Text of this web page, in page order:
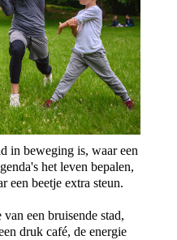
in beweging is, waar een
het leven bepalen,
een beetje extra steun.
een bruisende stad,
druk café, de energie